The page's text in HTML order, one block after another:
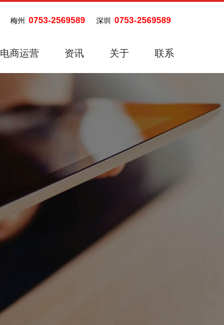
梅州 0753-2569589 深圳 0753-2569589
电商运营 资讯 关于 联系